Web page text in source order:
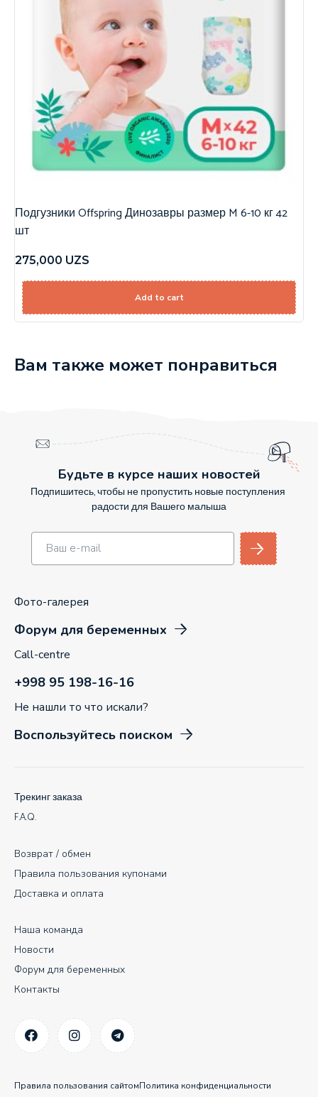
Подгузники Offspring Динозавры размер M 6-10 кг 42
шт
275,000 UZS
Add to cart
Вам также может понравиться
Будьте в курсе наших новостей
Подпишитесь, чтобы не пропустить новые поступления
радости для Вашего малыша
Фото-галерея
Форум для беременных
Call-centre
+998 95 198-16-16
Не нашли то что искали?
Воспользуйтесь поиском
Правила пользования сайтомПолитика конфиденциальности
Наша команда
Новости
Форум для беременных
Контакты
Возврат / обмен
Правила пользования купонами
Доставка и оплата
Трекинг заказа
F.A.Q.